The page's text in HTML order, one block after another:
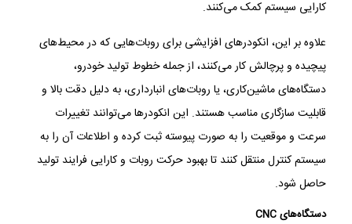
کارایی سیستم کمک می‌کنند.
علاوه بر این، انکودرهای افزایشی برای روبات‌هایی که در محیط‌های
پیچیده و پرچالش کار می‌کنند، از جمله خطوط تولید خودرو،
دستگاه‌های ماشین‌کاری، یا روبات‌های انبارداری، به دلیل دقت بالا و
قابلیت سازگاری مناسب هستند. این انکودرها می‌توانند تغییرات
سرعت و موقعیت را به صورت پیوسته ثبت کرده و اطلاعات آن را به
سیستم کنترل منتقل کنند تا بهبود حرکت روبات و کارایی فرایند تولید
حاصل شود.
دستگاه‌های CNC